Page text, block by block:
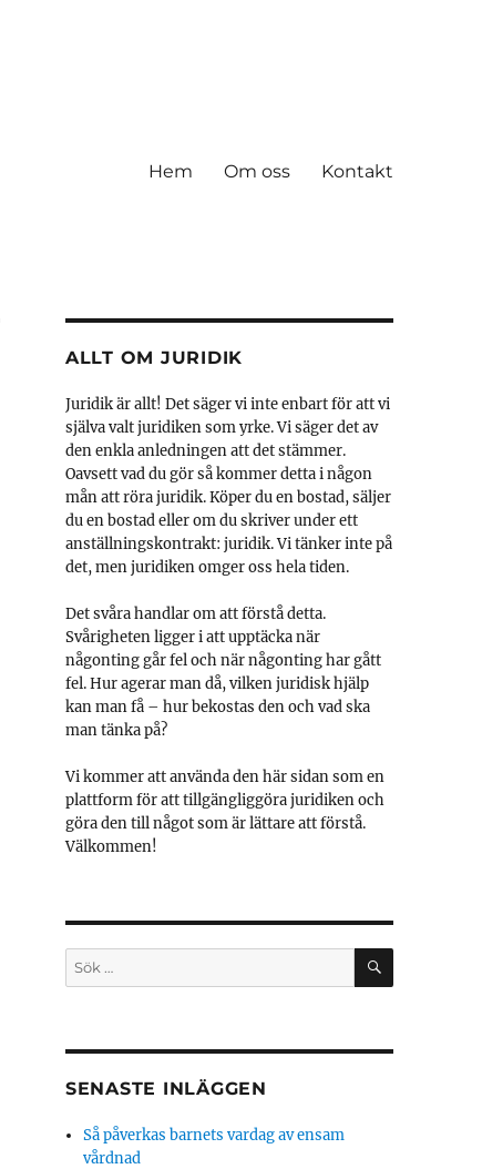
Hem Om oss Kontakt
ALLT OM JURIDIK
Juridik är allt! Det säger vi inte enbart för att vi
själva valt juridiken som yrke. Vi säger det av
den enkla anledningen att det stämmer.
Oavsett vad du gör så kommer detta i någon
mån att röra juridik. Köper du en bostad, säljer
du en bostad eller om du skriver under ett
anställningskontrakt: juridik. Vi tänker inte på
det, men juridiken omger oss hela tiden.
Det svåra handlar om att förstå detta.
Svårigheten ligger i att upptäcka när
någonting går fel och när någonting har gått
fel. Hur agerar man då, vilken juridisk hjälp
kan man få – hur bekostas den och vad ska
man tänka på?
Vi kommer att använda den här sidan som en
plattform för att tillgängliggöra juridiken och
göra den till något som är lättare att förstå.
Välkommen!
Sök
efter:
SÖK
SENASTE INLÄGGEN
Så påverkas barnets vardag av ensam
vårdnad